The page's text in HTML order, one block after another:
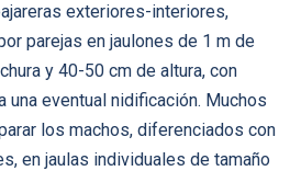
exteriores-interiores,
parejas en jaulones de 1 m de
y 40-50 cm de altura, con
una eventual nidificación. Muchos
los machos, diferenciados con
en jaulas individuales de tamaño